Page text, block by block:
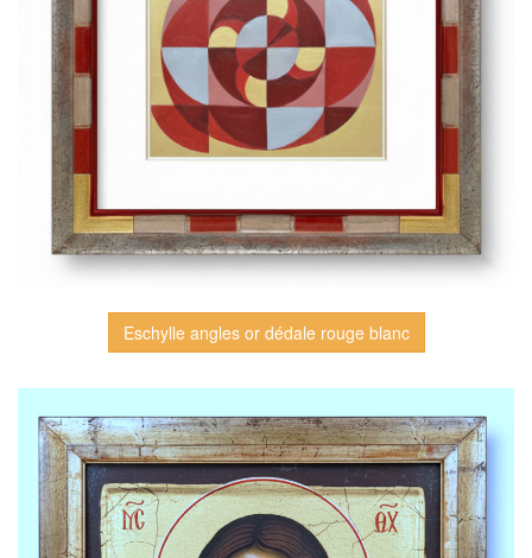
Eschylle angles or dédale rouge blanc